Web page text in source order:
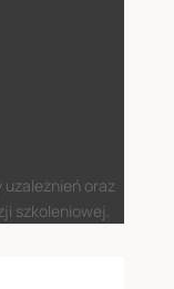
oraz
szkoleniowej.